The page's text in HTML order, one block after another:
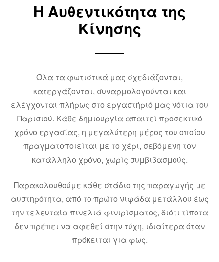
Η Αυθεντικότητα της
Κίνησης
Όλα τα φωτιστικά μας σχεδιάζονται,
κατεργάζονται, συναρμολογούνται και
ελέγχονται πλήρως στο εργαστήριό μας νότια του
Παρισιού. Κάθε δημιουργία απαιτεί προσεκτικό
χρόνο εργασίας, η μεγαλύτερη μέρος του οποίου
πραγματοποιείται με το χέρι, σεβόμενη τον
κατάλληλο χρόνο, χωρίς συμβιβασμούς.
Παρακολουθούμε κάθε στάδιο της παραγωγής με
αυστηρότητα, από το πρώτο νιφάδα μετάλλου έως
την τελευταία πινελιά φινιρίσματος, διότι τίποτα
δεν πρέπει να αφεθεί στην τύχη, ιδιαίτερα όταν
πρόκειται για φως.